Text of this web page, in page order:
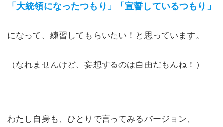
「大統領になったつもり」「宣誓しているつもり」
になって、練習してもらいたい！と思っています。
（なれませんけど、妄想するのは自由だもんね！）
わたし自身も、ひとりで言ってみるバージョン、